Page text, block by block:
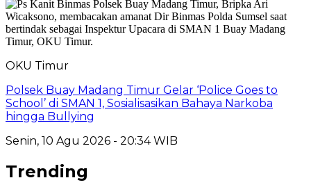
OKU Timur
Polsek Buay Madang Timur Gelar ‘Police Goes to
School’ di SMAN 1, Sosialisasikan Bahaya Narkoba
hingga Bullying
Senin, 10 Agu 2026 - 20:34 WIB
Trending